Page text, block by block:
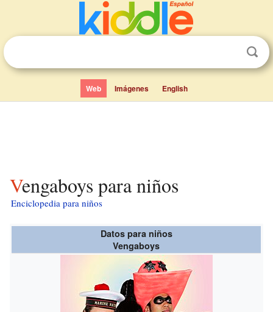
Web Imágenes English
Vengaboys para niños
Enciclopedia para niños
Datos para niños
Vengaboys